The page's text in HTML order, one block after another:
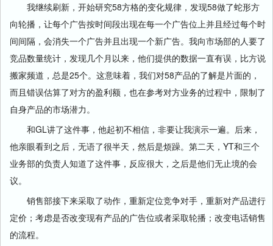
我继续刷新，开始研究58方格的变化规律，发现58做了蛇形方
向轮播，让每个广告按时间段出现在每一个广告位上并且经过每个时
间间隔，会消失一个广告并且出现一个新广告。我向市场部的人要了
竞品数量统计，发现几个月以来，他们提供的数据一直有误，比方说
搬家频道，总是25个。这意味着，我们对58产品的了解是片面的，
而且错误估算了对方的盈利额，也在参考对方业务的过程中，限制了
自身产品的市场潜力。
和GL讲了这件事，他起初不相信，非要让我演示一遍。后来，
他亲眼看到之后，无语了很半天，然后是烦躁。第二天，YT和三个
业务部的负责人知道了这件事，反应很大，之后是他们无止境的会
议。
销售部接下来采取了动作，重新定位竞争对手，重新对产品进行
定价；考虑是否改变现有产品的广告位或者采取轮播；改变电话销售
的流程。